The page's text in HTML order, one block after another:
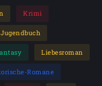
Krimi
Jugendbuch
Liebesroman
Romane